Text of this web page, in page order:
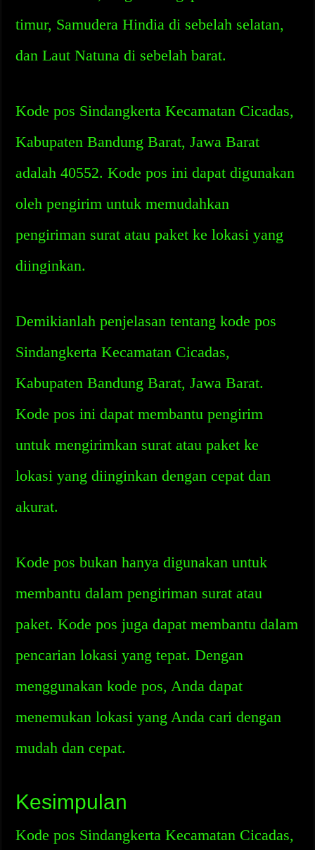
timur, Samudera Hindia di sebelah selatan,
dan Laut Natuna di sebelah barat.
Kode pos Sindangkerta Kecamatan Cicadas,
Kabupaten Bandung Barat, Jawa Barat
adalah 40552. Kode pos ini dapat digunakan
oleh pengirim untuk memudahkan
pengiriman surat atau paket ke lokasi yang
diinginkan.
Demikianlah penjelasan tentang kode pos
Sindangkerta Kecamatan Cicadas,
Kabupaten Bandung Barat, Jawa Barat.
Kode pos ini dapat membantu pengirim
untuk mengirimkan surat atau paket ke
lokasi yang diinginkan dengan cepat dan
akurat.
Kode pos bukan hanya digunakan untuk
membantu dalam pengiriman surat atau
paket. Kode pos juga dapat membantu dalam
pencarian lokasi yang tepat. Dengan
menggunakan kode pos, Anda dapat
menemukan lokasi yang Anda cari dengan
mudah dan cepat.
Kesimpulan
Kode pos Sindangkerta Kecamatan Cicadas,